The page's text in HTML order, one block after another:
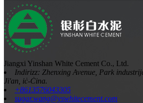
Jiangxi Yinshan White Cement Co., Ltd.
Indirizz: Zhenxing Avenue, Park
Ji'an, iċ-Ċina.
+8613576043305
sugar.wang@yswhitecement.com